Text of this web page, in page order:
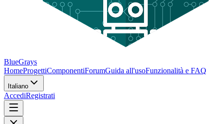
BlueGrays
HomeProgettiComponentiForumGuida all'usoFunzionalità e FAQ
Italiano
AccediRegistrati